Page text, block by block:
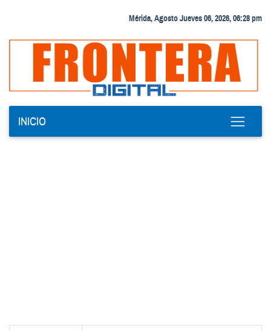
Mérida, Agosto Jueves 06, 2026, 06:28 pm
INICIO